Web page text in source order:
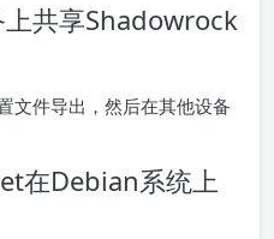
共享Shadowrock
文件导出，然后在其他设备
在Debian系统上